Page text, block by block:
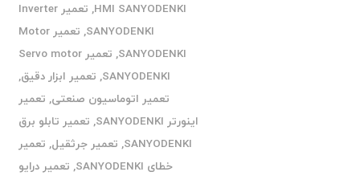
HMI SANYODENKI
,
تعمیر Inverter
SANYODENKI
,
تعمیر Motor
SANYODENKI
,
تعمیر Servo motor
SANYODENKI
, تعمیر ابزار دقیق,
تعمیر اتوماسیون صنعتی, تعمیر
اینورتر SANYODENKI
, تعمیر تابلو برق
SANYODENKI
, تعمیر جرثقیل, تعمیر
خطای SANYODENKI
, تعمیر درایو